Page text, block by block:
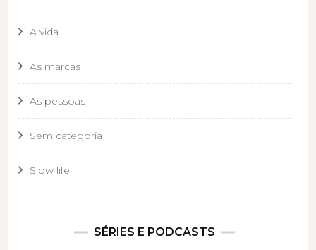
A vida
As marcas
As pessoas
Sem categoria
Slow life
SÉRIES E PODCASTS